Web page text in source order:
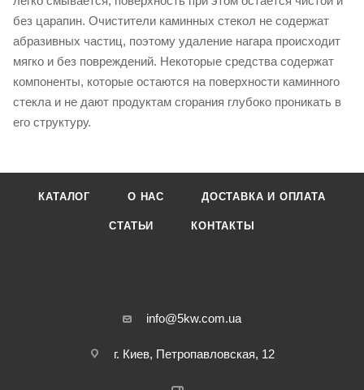
без царапин. Очистители каминных стекол не содержат
абразивных частиц, поэтому удаление нагара происходит
мягко и без повреждений. Некоторые средства содержат
компоненты, которые остаются на поверхности каминного
стекла и не дают продуктам сгорания глубоко проникать в
его структуру.
КАТАЛОГ О НАС ДОСТАВКА И ОПЛАТА
СТАТЬИ КОНТАКТЫ
info@5kw.com.ua
г. Киев, Петропавловская, 12